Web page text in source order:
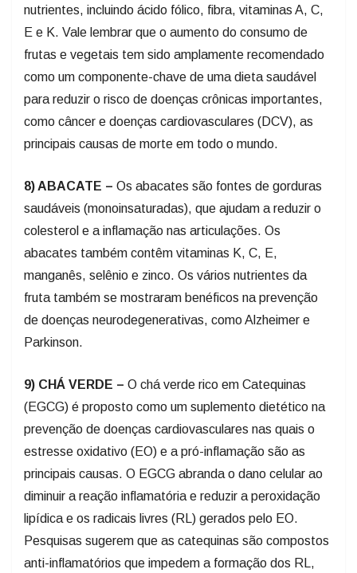
nutrientes, incluindo ácido fólico, fibra, vitaminas A, C,
E e K. Vale lembrar que o aumento do consumo de
frutas e vegetais tem sido amplamente recomendado
como um componente-chave de uma dieta saudável
para reduzir o risco de doenças crônicas importantes,
como câncer e doenças cardiovasculares (DCV), as
principais causas de morte em todo o mundo.
8) ABACATE – Os abacates são fontes de gorduras
saudáveis (monoinsaturadas), que ajudam a reduzir o
colesterol e a inflamação nas articulações. Os
abacates também contêm vitaminas K, C, E,
manganês, selênio e zinco. Os vários nutrientes da
fruta também se mostraram benéficos na prevenção
de doenças neurodegenerativas, como Alzheimer e
Parkinson.
9) CHÁ VERDE – O chá verde rico em Catequinas
(EGCG) é proposto como um suplemento dietético na
prevenção de doenças cardiovasculares nas quais o
estresse oxidativo (EO) e a pró-inflamação são as
principais causas. O EGCG abranda o dano celular ao
diminuir a reação inflamatória e reduzir a peroxidação
lipídica e os radicais livres (RL) gerados pelo EO.
Pesquisas sugerem que as catequinas são compostos
anti-inflamatórios que impedem a formação dos RL,